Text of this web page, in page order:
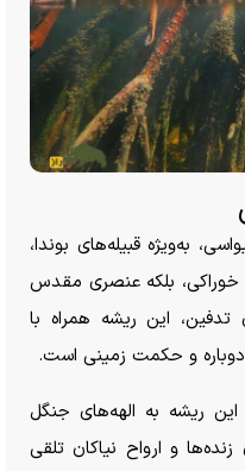
به‌ویژه قبیله‌های بوندا،
خوراکی، بلکه عنصری مقدس
این ریشه همراه با
و حکمت زمینی است.
ریشه به الهه‌های جنگل
و ارواح نیاکان تلقی